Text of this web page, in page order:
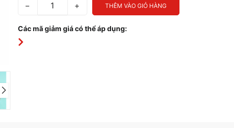
− + THÊM VÀO GIỎ HÀNG
Các mã giảm giá có thể áp dụng: